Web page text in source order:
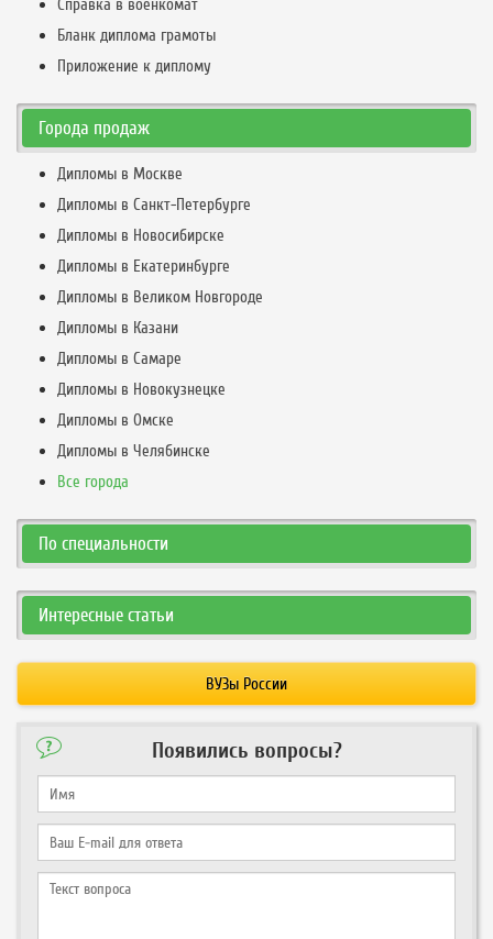
Справка в военкомат
Бланк диплома грамоты
Приложение к диплому
Города продаж
Дипломы в Москве
Дипломы в Санкт-Петербурге
Дипломы в Новосибирске
Дипломы в Екатеринбурге
Дипломы в Великом Новгороде
Дипломы в Казани
Дипломы в Самаре
Дипломы в Новокузнецке
Дипломы в Омске
Дипломы в Челябинске
Все города
По специальности
Интересные статьи
ВУЗы России
Появились вопросы?